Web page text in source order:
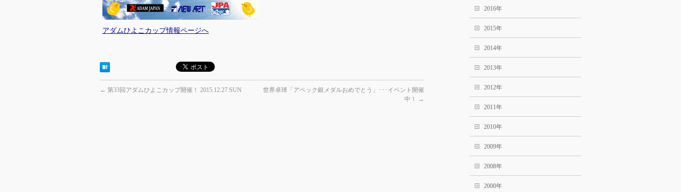
アダムひよこカップ情報ページへ
← 第33回アダムひよこカップ開催！ 2015.12.27 SUN
世界卓球「アベック銀メダルおめでとう」･･･イベント開催
中！
→
2016年
2015年
2014年
2013年
2012年
2011年
2010年
2009年
2008年
2000年